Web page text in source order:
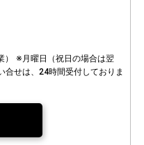
※月曜日（祝日の場合は翌
合せは、24時間受付しておりま